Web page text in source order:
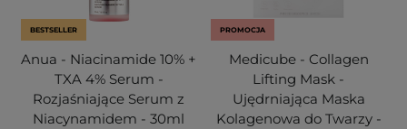
BESTSELLER
Anua - Niacinamide 10% +
TXA 4% Serum -
Rozjaśniające Serum z
Niacynamidem - 30ml
PROMOCJA
Medicube - Collagen
Lifting Mask -
Ujędrniająca Maska
Kolagenowa do Twarzy -